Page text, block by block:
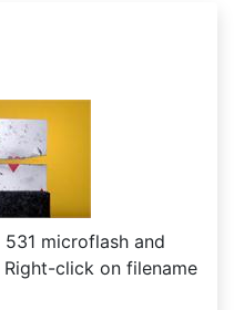
microflash and
click on filename